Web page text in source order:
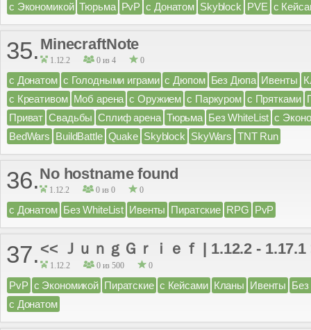
с Экономикой Тюрьма PvP с Донатом Skyblock PVE с
35. MinecraftNote
1.12.2 0 из 4 0
с Донатом с Голодными играми с Дюпом Без Дюпа Ивенты
с Креативом Моб арена с Оружием с Паркуром с Прятками
Приват Свадьбы Сплиф арена Тюрьма Без WhiteList с
BedWars BuildBattle Quake Skyblock SkyWars TNT Run
36.No hostname found
1.12.2 0 из 0 0
с Донатом Без WhiteList Ивенты Пиратские RPG PvP
37. << ＪｕｎｇＧｒｉｅｆ | 1.12.2 - 1.17.1
1.12.2 0 из 500 0
PvP с Экономикой Пиратские с Кейсами Кланы Ивенты
с Донатом